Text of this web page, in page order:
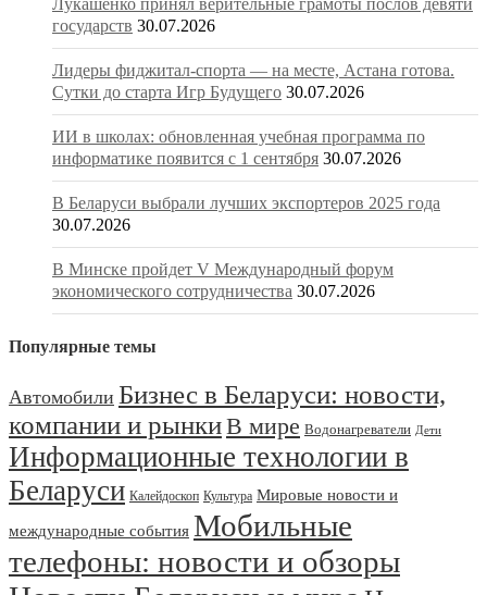
государств 30.07.2026
Лидеры фиджитал-спорта — на месте, Астана готова.
Сутки до старта Игр Будущего 30.07.2026
ИИ в школах: обновленная учебная программа по
информатике появится с 1 сентября 30.07.2026
В Беларуси выбрали лучших экспортеров 2025 года
30.07.2026
В Минске пройдет V Международный форум
экономического сотрудничества 30.07.2026
Популярные темы
Автомобили Бизнес в Беларуси: новости,
компании и рынкиВ мире Водонагреватели Дети
Информационные технологии в
Беларуси Калейдоскоп Культура Мировые новости и
международные события Мобильные
телефоны: новости и обзоры